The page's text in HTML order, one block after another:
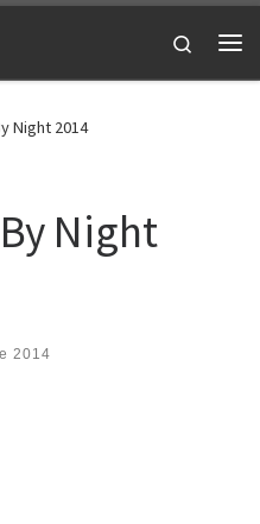
Search
Night 2014
Night
2014